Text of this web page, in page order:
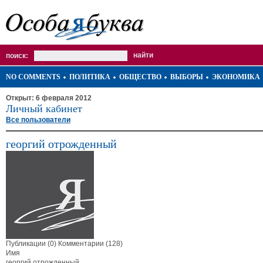
поиск:
NO COMMENTS ПОЛИТИКА ОБЩЕСТВО ВЫБОРЫ ЭКОНОМИКА
Открыт: 6 февраля 2012
Личный кабинет
Все пользователи
георгий отрожденный
Публикации (0) Комментарии (128)
Имя